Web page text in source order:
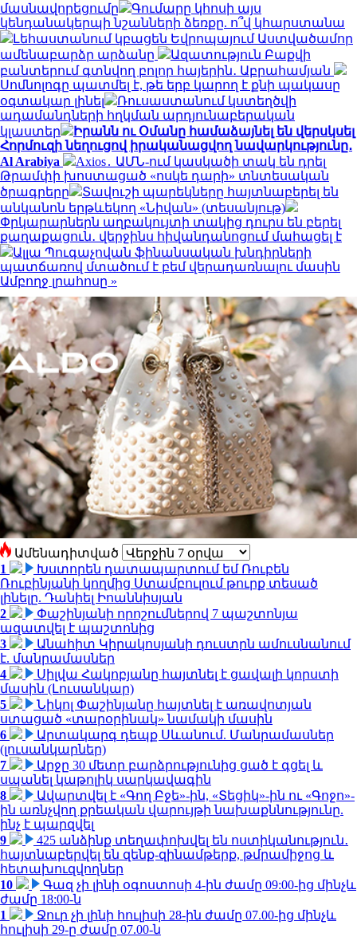
մասնավորեցումը
Գումարը կհոսի այս
կենդանակերպի նշանների ձեռքը. ո՞վ կհարստանա
Լեհաստանում կբացեն Եվրոպայում Աստվածամոր
ամենաբարձր արձանը
Ազատություն Բաքվի
բանտերում գտնվող բոլոր հայերին․ Աբրահամյան
Սոմնոլոգը պատմել է, թե երբ կարող է քնի պակասը
օգտակար լինել
Ռուսաստանում կստեղծվի
ադամանդների հղկման արդյունաբերական
կլաստեր
Իրանն ու Օմանը համաձայնել են վերսկսել
Հորմուզի նեղուցով իրականացվող նավարկությունը․
Al Arabiya
Axios․ ԱՄՆ-ում կասկածի տակ են դրել
Թրամփի խոստացած «ոսկե դարի» տնտեսական
ծրագրերը
Տավուշի պարեկները հայտնաբերել են
անկանոն երթևեկող «Նիվան» (տեսանյութ)
Փրկարարներն աղբակույտի տակից դուրս են բերել
քաղաքացուն․ վերջինս հիվանդանոցում մահացել է
Ալլա Պուգաչովան ֆինանսական խնդիրների
պատճառով մտածում է բեմ վերադառնալու մասին
Ամբողջ լրահոսը »
Ամենադիտված
1
Խստորեն դատապարտում եմ Ռուբեն
Ռուբինյանի կողմից Ստամբուլում թուրք տեսած
լինելը. Դանիել Իոաննիսյան
2
Փաշինյանի որոշումներով 7 պաշտոնյա
ազատվել է պաշտոնից
3
Անահիտ Կիրակոսյանի դուստրն ամուսնանում
է. մանրամասներ
4
Սիլվա Հակոբյանը հայտնել է ցավալի կորստի
մասին (Լուսանկար)
5
Նիկոլ Փաշինյանը հայտնել է առավոտյան
ստացած «տարօրինակ» նամակի մասին
6
Արտակարգ դեպք Սևանում. Մանրամասներ
(լուսանկարներ)
7
Արջը 30 մետր բարձրությունից ցած է գցել և
սպանել կաթոլիկ սարկավագին
8
Ավարտվել է «Գող Բջե»-ին, «Տեցիկ»-ին ու «Գոջո»-
ին առնչվող քրեական վարույթի նախաքննությունը.
ինչ է պարզվել
9
425 անձինք տեղափոխվել են ոստիկանություն․
հայտնաբերվել են զենք-զինամթերք, թմրամիջոց և
հետախուզվողներ
10
Գազ չի լինի օգոստոսի 4-ին ժամը 09:00-ից մինչև
ժամը 18:00-ն
1
Ջուր չի լինի հուլիսի 28-ին ժամը 07.00-ից մինչև
հուլիսի 29-ը ժամը 07.00-ն